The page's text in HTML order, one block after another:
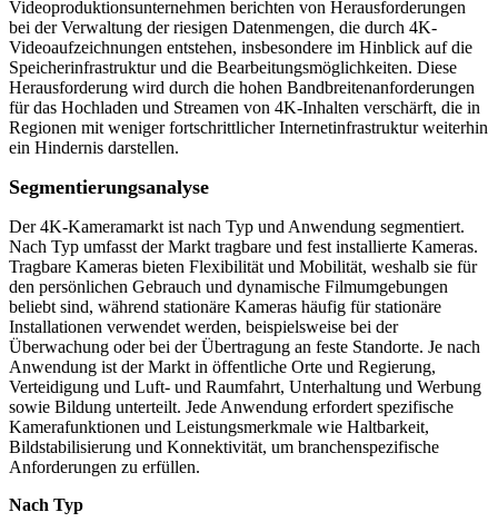
Videoproduktionsunternehmen berichten von Herausforderungen
bei der Verwaltung der riesigen Datenmengen, die durch 4K-
Videoaufzeichnungen entstehen, insbesondere im Hinblick auf die
Speicherinfrastruktur und die Bearbeitungsmöglichkeiten. Diese
Herausforderung wird durch die hohen Bandbreitenanforderungen
für das Hochladen und Streamen von 4K-Inhalten verschärft, die in
Regionen mit weniger fortschrittlicher Internetinfrastruktur weiterhin
ein Hindernis darstellen.
Segmentierungsanalyse
Der 4K-Kameramarkt ist nach Typ und Anwendung segmentiert.
Nach Typ umfasst der Markt tragbare und fest installierte Kameras.
Tragbare Kameras bieten Flexibilität und Mobilität, weshalb sie für
den persönlichen Gebrauch und dynamische Filmumgebungen
beliebt sind, während stationäre Kameras häufig für stationäre
Installationen verwendet werden, beispielsweise bei der
Überwachung oder bei der Übertragung an feste Standorte. Je nach
Anwendung ist der Markt in öffentliche Orte und Regierung,
Verteidigung und Luft- und Raumfahrt, Unterhaltung und Werbung
sowie Bildung unterteilt. Jede Anwendung erfordert spezifische
Kamerafunktionen und Leistungsmerkmale wie Haltbarkeit,
Bildstabilisierung und Konnektivität, um branchenspezifische
Anforderungen zu erfüllen.
Nach Typ